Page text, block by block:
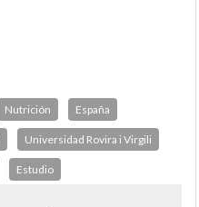
Nutrición España
Universidad Rovira i Virgili
Estudio